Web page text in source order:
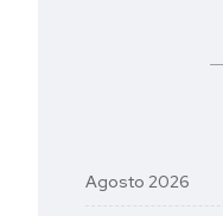
Agosto 2026